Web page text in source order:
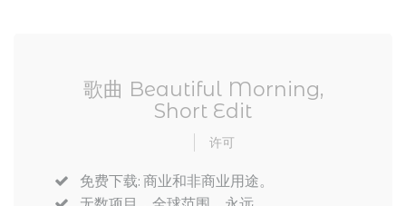
歌曲 Beautiful Morning,
Short Edit
许可
免费下载: 商业和非商业用途。